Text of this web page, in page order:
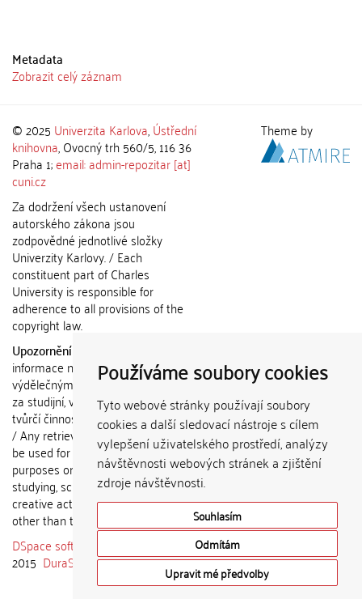
Používáme soubory cookies
Tyto webové stránky používají soubory
cookies a další sledovací nástroje s cílem
vylepšení uživatelského prostředí, analýzy
návštěvnosti webových stránek a zjištění
zdroje návštěvnosti.
Souhlasím
Odmítám
Upravit mé předvolby
Metadata
Zobrazit celý záznam
© 2025 Univerzita Karlova,Ústřední
knihovna, Ovocný trh 560/5, 116 36
Praha 1;email: admin-repozitar [at]
cuni.cz
Za dodržení všech ustanovení
autorského zákona jsou
zodpovědné jednotlivé složky
Univerzity Karlovy. / Each
constituent part of Charles
University is responsible for
adherence to all provisions of the
copyright law.
Upozornění / Notice:
informace nemohou být použity k
výdělečným účelům nebo vydávány
za studijní, vědeckou nebo jinou
tvůrčí činnost jiné osoby než autora.
/ Any retrieved information shall not
be used for any commercial
purposes or claimed as results of
studying, scientific or any other
creative activities of any person
other than the author.
DSpace software
copyright © 2002-
2015 DuraSpace
Theme by